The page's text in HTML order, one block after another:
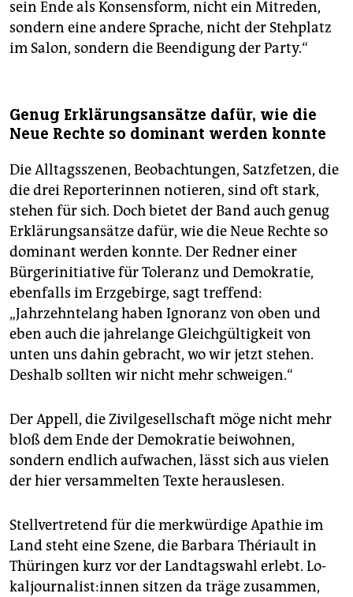
sein Ende als Konsensform, nicht ein Mitreden,
sondern eine andere Sprache, nicht der Stehplatz
im Salon, sondern die Beendigung der Party.“
Genug Erklärungsansätze dafür, wie die
Neue Rechte so dominant werden konnte
Die Alltagsszenen, Beobachtungen, Satzfetzen, die
die drei Reporterinnen notieren, sind oft stark,
stehen für sich. Doch bietet der Band auch genug
Erklärungsansätze dafür, wie die Neue Rechte so
dominant werden konnte. Der Redner einer
Bürgerinitiative für Toleranz und Demokratie,
ebenfalls im Erzgebirge, sagt treffend:
„Jahrzehntelang haben Ignoranz von oben und
eben auch die jahrelange Gleichgültigkeit von
unten uns dahin gebracht, wo wir jetzt stehen.
Deshalb sollten wir nicht mehr schweigen.“
Der Appell, die Zivilgesellschaft möge nicht mehr
bloß dem Ende der Demokratie beiwohnen,
sondern endlich aufwachen, lässt sich aus vielen
der hier versammelten Texte herauslesen.
Stellvertretend für die merkwürdige Apathie im
Land steht eine Szene, die Barbara Thériault in
Thüringen kurz vor der Landtagswahl erlebt. Lo­
kal­jour­na­lis­t:in­nen sitzen da träge zusammen,